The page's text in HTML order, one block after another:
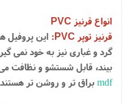
انواع قرنیز PVC
قرنیز توپر PVC
: این پروفیل
گرد و غباری نیز به خود نمی
بیند، قابل شستشو و نظافت
mdfبراق تر و روشن تر